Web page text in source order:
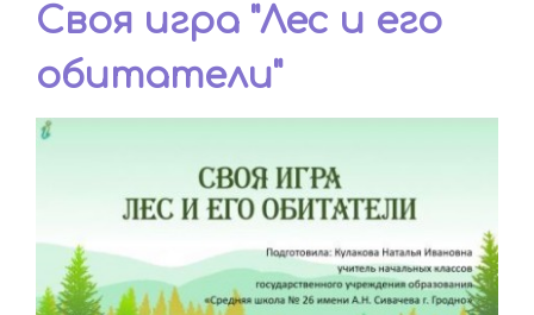
Своя игра "Лес и его
обитатели"